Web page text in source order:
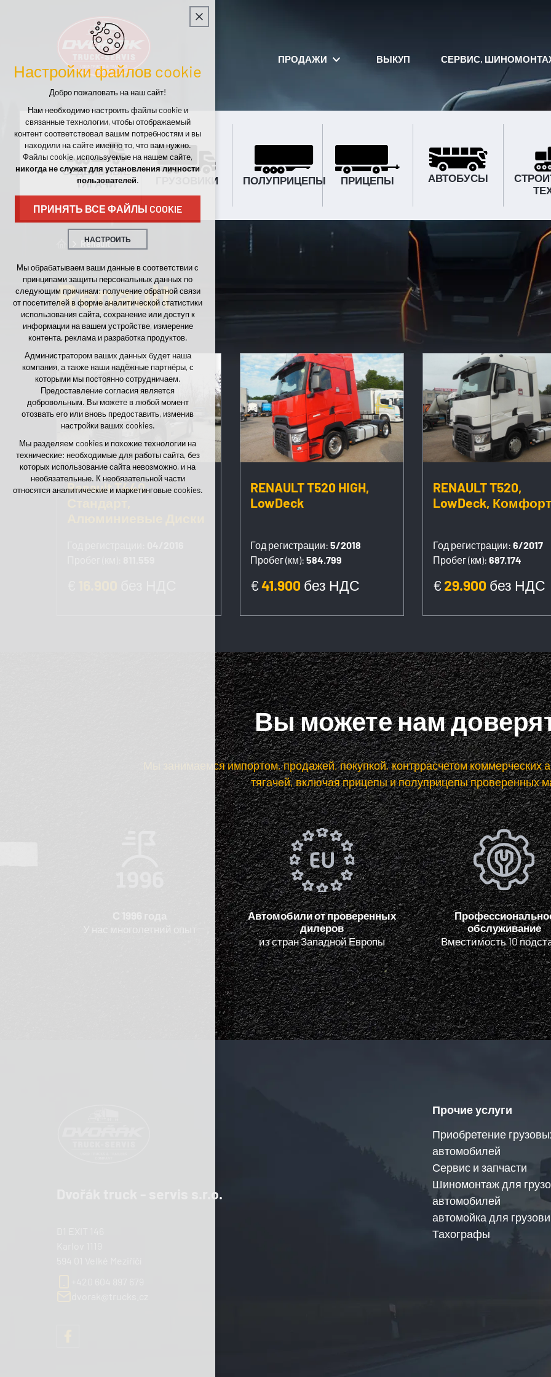
ПРОДАЖИ ВЫКУП СЕРВИС,
СЕДЕЛЬНЫЕ
ТЯГАЧИ
ГРУЗОВИКИ ПОЛУПРИЦЕПЫ ПРИЦЕПЫ АВТОБУСЫ
Renault
Renault
Renault T440,
RENAULT T520 HIGH,
LowDeck
Год регистрации: 5/2018
Пробег (км): 584.799
€41.900 без НДС
RENAULT T520,
LowDeck, Комфорт
Год регистрации: 6/2017
Пробег (км): 687.174
€ 29.900 без НДС
Вы можете нам
Мы занимаемся импортом, продажей, покупкой, контррасчетом коммерческих
тягачей, включая прицепы и полуприцепы проверенных
Автомобили от проверенных
дилеров
из стран Западной Европы
обслуживание
Вместимость 10
Dvořák truck - servis s.r.o.
Прочие услуги
Приобретение
автомобилей
Сервис и запчасти
Шиномонтаж для
автомобилей
автомойка для
Тахографы
Настройки файлов cookie
Добро пожаловать на наш сайт!
Нам необходимо настроить файлы cookie и
связанные технологии, чтобы отображаемый
контент соответствовал вашим потребностям и вы
находили на сайте именно то, что вам нужно.
Файлы cookie, используемые на нашем сайте,
никогда не служат для установления личности
пользователей.
ПРИНЯТЬ ВСЕ ФАЙЛЫ COOKIE
НАСТРОИТЬ
Технические cookies
необходимы для функционирования сайта
поддержание контекста страниц (session):
возможные входы в аккаунт, выбор языка и
т.п.
Необязательные cookies
аналитические — для анонимной оценки
посещаемости
маркетинговые cookies (Google, Seznam,
Facebook)
ПРИНЯТЬ ВСЕ ФАЙЛЫ COOKIE
ОТКЛОНИТЬ НЕОБЯЗАТЕЛЬНЫЕ
Мы обрабатываем ваши данные в соответствии с
принципами защиты персональных данных по
следующим причинам: получение обратной связи
от посетителей в форме аналитической статистики
использования сайта, сохранение или доступ к
информации на вашем устройстве, измерение
контента, реклама и разработка продуктов.
Администратором ваших данных будет наша
компания, а также наши надёжные партнёры, с
которыми мы постоянно сотрудничаем.
Предоставление согласия является
добровольным. Вы можете в любой момент
отозвать его или вновь предоставить, изменив
настройки ваших cookies.
Мы разделяем cookies и похожие технологии на
технические: необходимые для работы сайта, без
которых использование сайта невозможно, и на
необязательные. К необязательной части
относятся аналитические и маркетинговые cookies.